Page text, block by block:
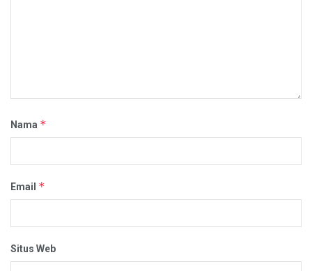
Nama *
Email *
Situs Web